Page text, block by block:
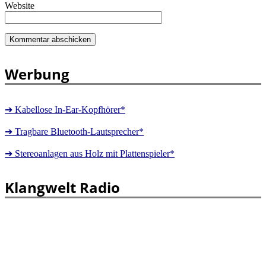
Website
Werbung
➔ Kabellose In-Ear-Kopfhörer*
➔ Tragbare Bluetooth-Lautsprecher*
➔ Stereoanlagen aus Holz mit Plattenspieler*
Klangwelt Radio